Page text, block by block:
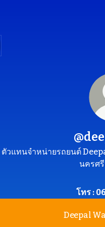
ตัวแทนจำหน่ายรถยนต์
นครศ
โทร :
Deepal